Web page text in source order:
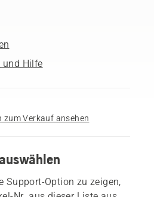
und Hilfe
zum Verkauf ansehen
Support-Option zu zeigen,